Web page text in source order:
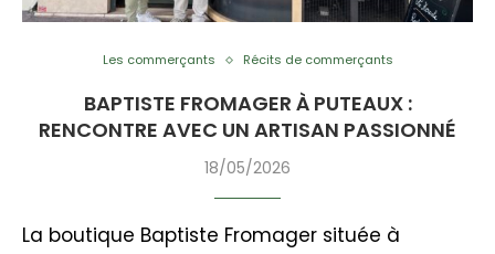
Les commerçants Récits de commerçants
BAPTISTE FROMAGER À PUTEAUX :
RENCONTRE AVEC UN ARTISAN PASSIONNÉ
18/05/2026
La boutique Baptiste Fromager située à